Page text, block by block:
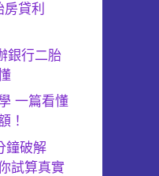
貸利
銀行二胎
一篇看懂
！
鐘破解
試算真實